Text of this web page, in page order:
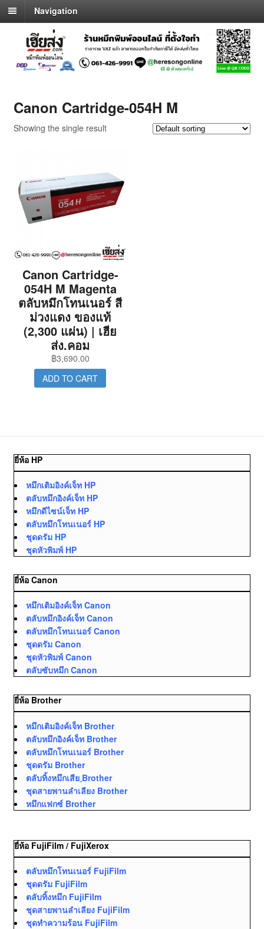
Navigation
Canon Cartridge-054H M
Showing the single result
Canon Cartridge-
054H M Magenta
ตลับหมึกโทนเนอร์ สี
ม่วงแดง ของแท้
(2,300 แผ่น) | เฮีย
ส่ง.คอม
฿3,690.00
ADD TO CART
ยี่ห้อ HP
หมึกเติมอิงค์เจ็ท HP
ตลับหมึกอิงค์เจ็ท HP
หมึกดีไซน์เจ็ท HP
ตลับหมึกโทนเนอร์ HP
ชุดดรัม HP
ชุดหัวพิมพ์ HP
ยี่ห้อ Canon
หมึกเติมอิงค์เจ็ท Canon
ตลับหมึกอิงค์เจ็ท Canon
ตลับหมึกโทนเนอร์ Canon
ชุดดรัม Canon
ชุดหัวพิมพ์ Canon
ตลับซับหมึก Canon
ยี่ห้อ Brother
หมึกเติมอิงค์เจ็ท Brother
ตลับหมึกอิงค์เจ็ท Brother
ตลับหมึกโทนเนอร์ Brother
ชุดดรัม Brother
ตลับทิ้งหมึกเสีย ฺBrother
ชุดสายพานลำเลียง Brother
หมึกแฟกซ์ Brother
ยี่ห้อ FujiFilm / FujiXerox
ตลับหมึกโทนเนอร์ FujiFilm
ชุดดรัม FujiFilm
ตลับทิ้งหมึก FujiFilm
ชุดสายพานลำเลียง FujiFilm
ชุดทำความร้อน FujiFilm